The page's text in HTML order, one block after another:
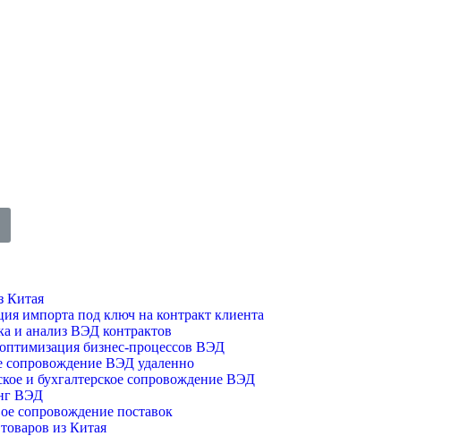
Китая
импорта под ключ на контракт клиента
и анализ ВЭД контрактов
бизнес-процессов ВЭД
сопровождение ВЭД удаленно
и бухгалтерское сопровождение ВЭД
ВЭД
сопровождение поставок
из Китая